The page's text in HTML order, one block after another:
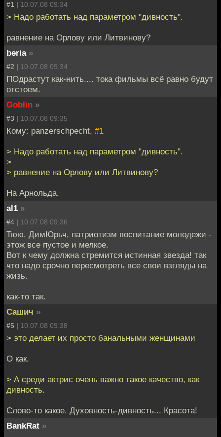
#1 | 10.07.08 09:34
> Надо работать над параметром "дивность".
равнение на Орлову или Литвинову?
beria »
#2 | 10.07.08 09:34
ПОдрастут как-нить.... тока фильмы всё равно будут
отстоем.
Goblin »
#3 | 10.07.08 09:35
Кому: panzerschpecht, #1
> Надо работать над параметром "дивность".
>
> равнение на Орлову или Литвинову?
На Арнольда.
al1 »
#4 | 10.07.08 09:36
Тюю. ДимЮрьч, патриотизм воспитание молодежи -
этож все пустое и мелкое.
Вот к чему должна стремится истинная звезда! так
что надо срочно пересмотреть все свои взгляды на
жизь.
как-то так.
Сашич »
#5 | 10.07.08 09:38
> это делает их просто банальными женщинами
О как.
> А среди актрис очень важно такое качество, как
дивность.
Слово-то какое. Духовность-дивность... Красота!
BankRat »